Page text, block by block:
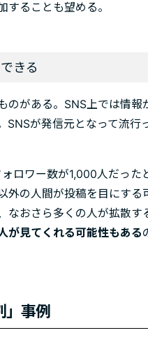
することも望める。
きる
のがある。SNS上では情
SNSが発信元となって流
ロワー数が1,000人だっ
外の人間が投稿を目にす
なおさら多くの人が拡散す
が見てくれる可能性もある
」事例